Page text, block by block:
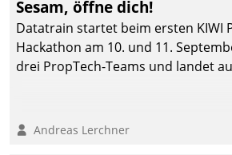
Sesam, öffne dich!
Datatrain startet beim ersten KIWI
Hackathon am 10. und 11.
drei PropTech-Teams und landet
Andreas Lerchner